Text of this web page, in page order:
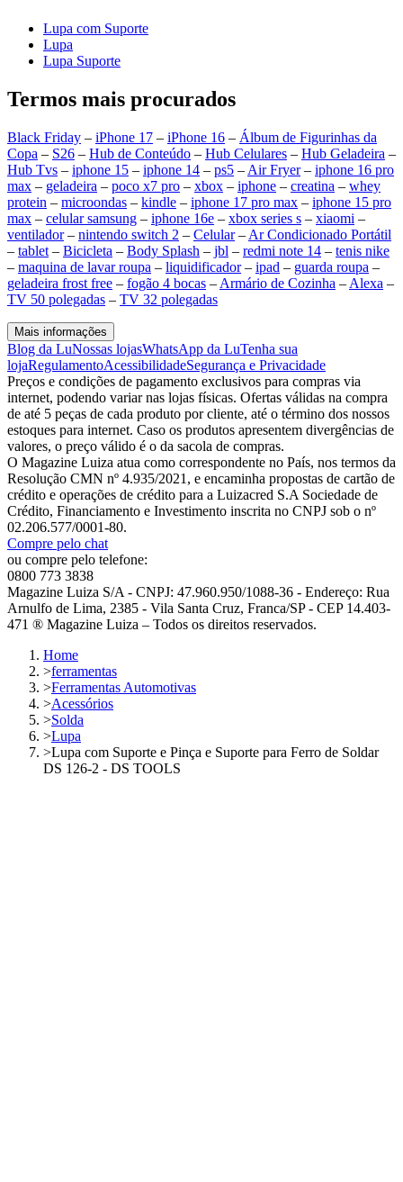
Lupa com Suporte
Lupa
Lupa Suporte
Termos mais procurados
Black Friday – iPhone 17 – iPhone 16 – Álbum de Figurinhas da
Copa – S26 – Hub de Conteúdo – Hub Celulares – Hub Geladeira –
Hub Tvs – iphone 15 – iphone 14 – ps5 – Air Fryer– iphone 16 pro
max – geladeira – poco x7 pro – xbox – iphone – creatina – whey
protein – microondas – kindle – iphone 17 pro max – iphone 15 pro
max – celular samsung – iphone 16e – xbox series s – xiaomi –
ventilador– nintendo switch 2 – Celular– Ar Condicionado Portátil
– tablet – Bicicleta – Body Splash – jbl – redmi note 14 – tenis nike
– maquina de lavar roupa – liquidificador– ipad – guarda roupa –
geladeira frost free – fogão 4 bocas – Armário de Cozinha – Alexa –
TV 50 polegadas – TV 32 polegadas
Mais informações
Blog da LuNossas lojasWhatsApp da LuTenha sua
lojaRegulamentoAcessibilidadeSegurança e Privacidade
Preços e condições de pagamento exclusivos para compras via
internet, podendo variar nas lojas físicas. Ofertas válidas na compra
de até 5 peças de cada produto por cliente, até o término dos nossos
estoques para internet. Caso os produtos apresentem divergências de
valores, o preço válido é o da sacola de compras.
O Magazine Luiza atua como correspondente no País, nos termos da
Resolução CMN nº 4.935/2021, e encaminha propostas de cartão de
crédito e operações de crédito para a Luizacred S.A Sociedade de
Crédito, Financiamento e Investimento inscrita no CNPJ sob o nº
02.206.577/0001-80.
Compre pelo chat
ou compre pelo telefone:
0800 773 3838
Magazine Luiza S/A - CNPJ: 47.960.950/1088-36 - Endereço: Rua
Arnulfo de Lima, 2385 - Vila Santa Cruz, Franca/SP - CEP 14.403-
471 ® Magazine Luiza – Todos os direitos reservados.
Home
>ferramentas
>Ferramentas Automotivas
>Acessórios
>Solda
>Lupa
>Lupa com Suporte e Pinça e Suporte para Ferro de Soldar
DS 126-2 - DS TOOLS